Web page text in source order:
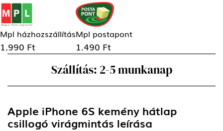
Mpl házhozszállítás
1.990 Ft
Mpl postapont
1.490 Ft
Szállítás: 2-5 munkanap
Apple iPhone 6S kemény hátlap
csillogó virágmintás leírása